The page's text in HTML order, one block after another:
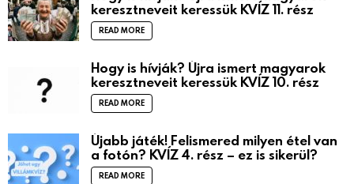
keresztneveit keressük KVÍZ 11. rész
READ MORE
Hogy is hívják? Újra ismert magyarok
keresztneveit keressük KVÍZ 10. rész
READ MORE
Újabb játék! Felismered milyen étel van
a fotón? KVÍZ 4. rész – ez is sikerül?
READ MORE